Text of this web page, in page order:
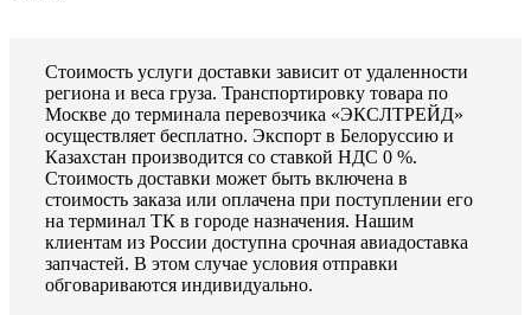
Стоимость услуги доставки зависит от удаленности
региона и веса груза. Транспортировку товара по
Москве до терминала перевозчика «ЭКСЛТРЕЙД»
осуществляет бесплатно. Экспорт в Белоруссию и
Казахстан производится со ставкой НДС 0 %.
Стоимость доставки может быть включена в
стоимость заказа или оплачена при поступлении его
на терминал ТК в городе назначения. Нашим
клиентам из России доступна срочная авиадоставка
запчастей. В этом случае условия отправки
обговариваются индивидуально.